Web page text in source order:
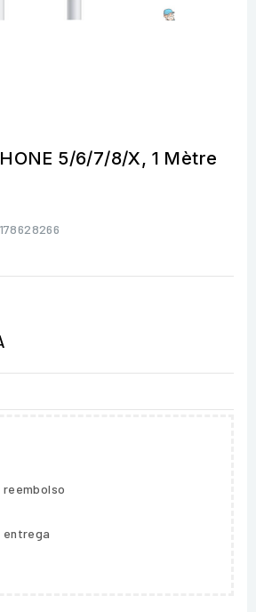
5/6/7/8/X, 1 Mètre
entrega